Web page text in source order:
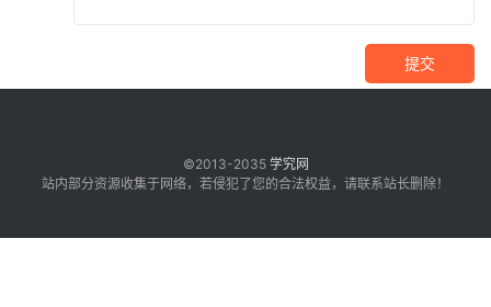
提交
©2013-2035 学究网
站内部分资源收集于网络，若侵犯了您的合法权益，请联系站长删除！